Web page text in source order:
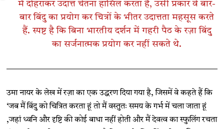
में दोहराकर उदात्त चेतना हासिल करता है, उसी प्रकार वे बार-
बार बिंदु का प्रयोग कर चित्रों के भीतर उदात्तता महसूस करते
हैं. स्पष्ट है कि बिना भारतीय दर्शन में गहरी पैठ के रज़ा बिंदु
का सर्जनात्मक प्रयोग कर नहीं सकते थे.
उमा नायर के लेख में रज़ा का एक उद्धरण दिया गया है, जिसमें वे कहते हैं कि
‘जब मैं बिंदु को चित्रित करता हूं तो मैं वस्तुतः समय के गर्भ में चला जाता हूं
,जहां ध्वनि और दृष्टि की कोई बाधा नहीं होती और मैं देवत्व का स्फुलिंग रचता